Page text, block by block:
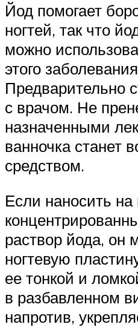
Йод помогает
ногтей, так что
можно
этого
Предварительно
с врачом. Не
назначенными
ванночка станет
средством.
Если наносить на
раствор йода, он
ногтевую
ее тонкой и
в разбавленном
напротив,